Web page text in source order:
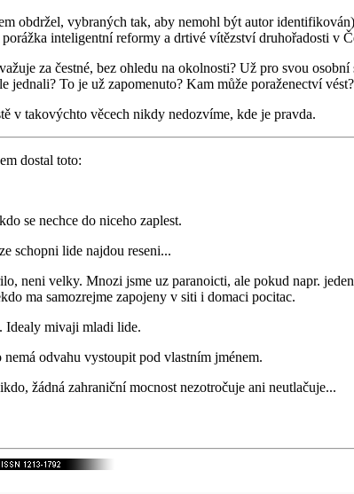
obdržel, vybraných tak, aby nemohl být autor
inteligentní reformy a drtivé vítězství druhořadosti v
za čestné, bez ohledu na okolnosti? Už pro svou
To je už zapomenuto? Kam může poraženectví vést?
v takovýchto věcech nikdy nedozvíme, kde je pravda.
dostal toto:
se nechce do niceho zaplest.
schopni lide najdou reseni...
neni velky. Mnozi jsme uz paranoicti, ale pokud napr.
ma samozrejme zapojeny v siti i domaci pocitac.
Idealy mivaji mladi lide.
odvahu vystoupit pod vlastním jménem.
žádná zahraniční mocnost nezotročuje ani neutlačuje...